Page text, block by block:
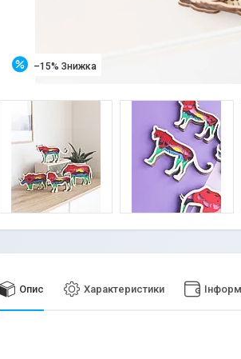
–15%
Опис Характеристики